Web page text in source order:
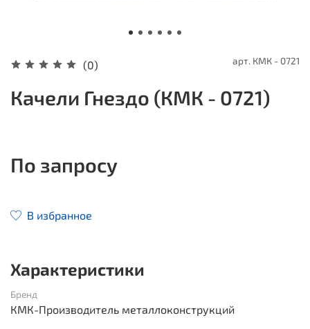
(0) арт. КМК - 0721
Качели Гнездо (КМК - 0721)
По запросу
В избранное
Характеристики
Бренд
КМК-Производитель металлоконструкций